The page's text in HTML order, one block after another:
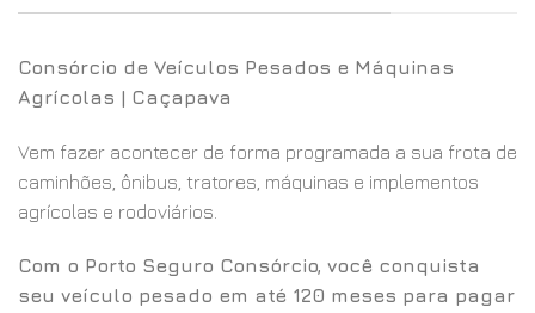
Consórcio de Veículos Pesados e Máquinas
Agrícolas | Caçapava
Vem fazer acontecer de forma programada a sua frota de
caminhões, ônibus, tratores, máquinas e implementos
agrícolas e rodoviários.
Com o Porto Seguro Consórcio, você conquista
seu veículo pesado em até 120 meses para pagar